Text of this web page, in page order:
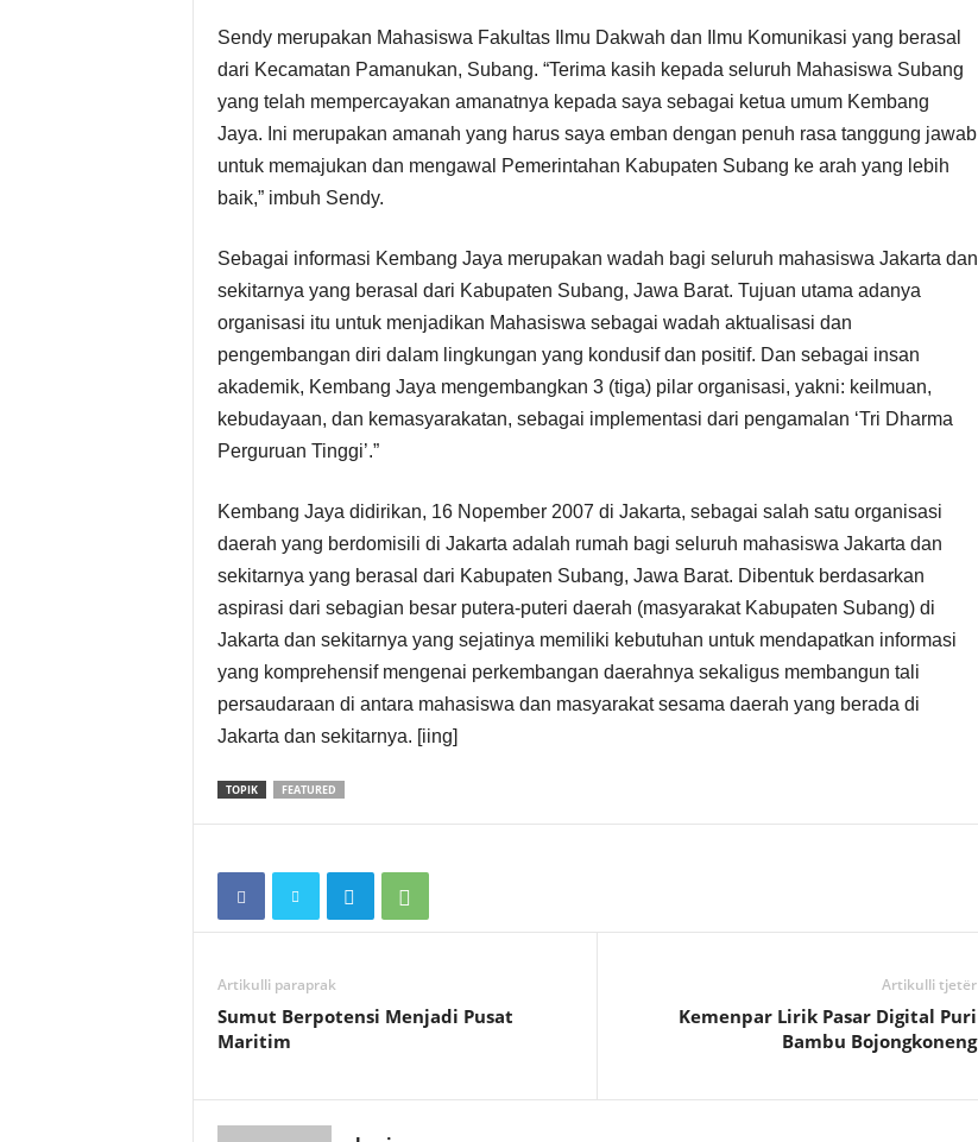
Sendy merupakan Mahasiswa Fakultas Ilmu Dakwah dan Ilmu Komunikasi yang berasal
dari Kecamatan Pamanukan, Subang. “Terima kasih kepada seluruh Mahasiswa Subang
yang telah mempercayakan amanatnya kepada saya sebagai ketua umum Kembang
Jaya. Ini merupakan amanah yang harus saya emban dengan penuh rasa tanggung jawab
untuk memajukan dan mengawal Pemerintahan Kabupaten Subang ke arah yang lebih
baik,” imbuh Sendy.
Sebagai informasi Kembang Jaya merupakan wadah bagi seluruh mahasiswa Jakarta dan
sekitarnya yang berasal dari Kabupaten Subang, Jawa Barat. Tujuan utama adanya
organisasi itu untuk menjadikan Mahasiswa sebagai wadah aktualisasi dan
pengembangan diri dalam lingkungan yang kondusif dan positif. Dan sebagai insan
akademik, Kembang Jaya mengembangkan 3 (tiga) pilar organisasi, yakni: keilmuan,
kebudayaan, dan kemasyarakatan, sebagai implementasi dari pengamalan ‘Tri Dharma
Perguruan Tinggi’.”
Kembang Jaya didirikan, 16 Nopember 2007 di Jakarta, sebagai salah satu organisasi
daerah yang berdomisili di Jakarta adalah rumah bagi seluruh mahasiswa Jakarta dan
sekitarnya yang berasal dari Kabupaten Subang, Jawa Barat. Dibentuk berdasarkan
aspirasi dari sebagian besar putera-puteri daerah (masyarakat Kabupaten Subang) di
Jakarta dan sekitarnya yang sejatinya memiliki kebutuhan untuk mendapatkan informasi
yang komprehensif mengenai perkembangan daerahnya sekaligus membangun tali
persaudaraan di antara mahasiswa dan masyarakat sesama daerah yang berada di
Jakarta dan sekitarnya. [iing]
TOPIK FEATURED
Artikulli paraprak
Sumut Berpotensi Menjadi Pusat
Maritim
Artikulli tjetër
Kemenpar Lirik Pasar Digital Puri
Bambu Bojongkoneng